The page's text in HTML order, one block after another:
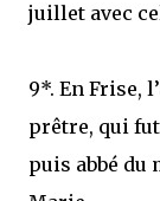
juillet avec
9*. En Frise,
prêtre, qui
puis abbé du